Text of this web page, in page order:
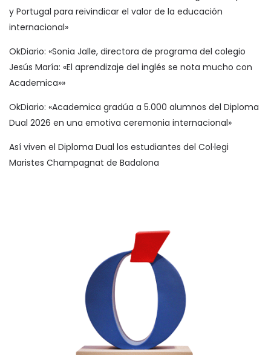
y Portugal para reivindicar el valor de la educación
internacional»
OkDiario: «Sonia Jalle, directora de programa del colegio
Jesús María: «El aprendizaje del inglés se nota mucho con
Academica»»
OkDiario: «Academica gradúa a 5.000 alumnos del Diploma
Dual 2026 en una emotiva ceremonia internacional»
Así viven el Diploma Dual los estudiantes del Col·legi
Maristes Champagnat de Badalona